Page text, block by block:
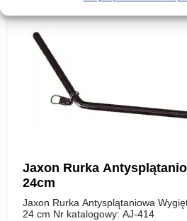
Jaxon Rurka
24cm
Jaxon Rurka Antysplątaniowa
24 cm Nr katalogowy: AJ-414